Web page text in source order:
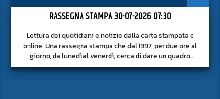
RASSEGNA STAMPA 30-07-2026 07:30
Lettura dei quotidiani e notizie dalla carta stampata e
online. Una rassegna stampa che dal 1997, per due ore al
giorno, da lunedì al venerdì, cerca di dare un quadro
approfondito delle notizie del giorno, senza fermarsi alla